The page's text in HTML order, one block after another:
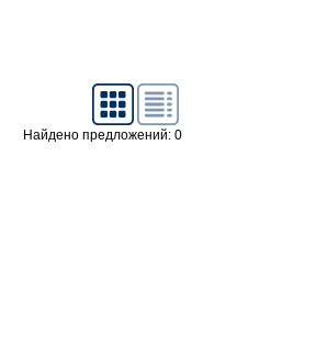
Найдено предложений: 0